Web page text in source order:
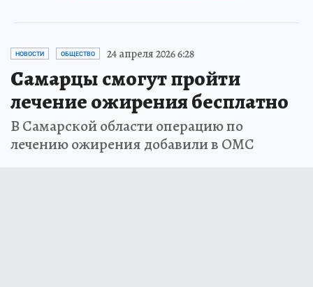
НОВОСТИ ОБЩЕСТВО 24 апреля 2026 6:28
Самарцы смогут пройти
лечение ожирения бесплатно
В Самарской области операцию по
лечению ожирения добавили в ОМС